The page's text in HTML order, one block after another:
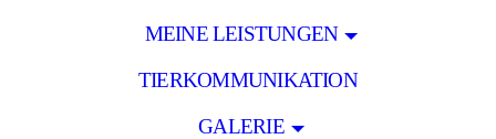
MEINE LEISTUNGEN
TIERKOMMUNIKATION
GALERIE